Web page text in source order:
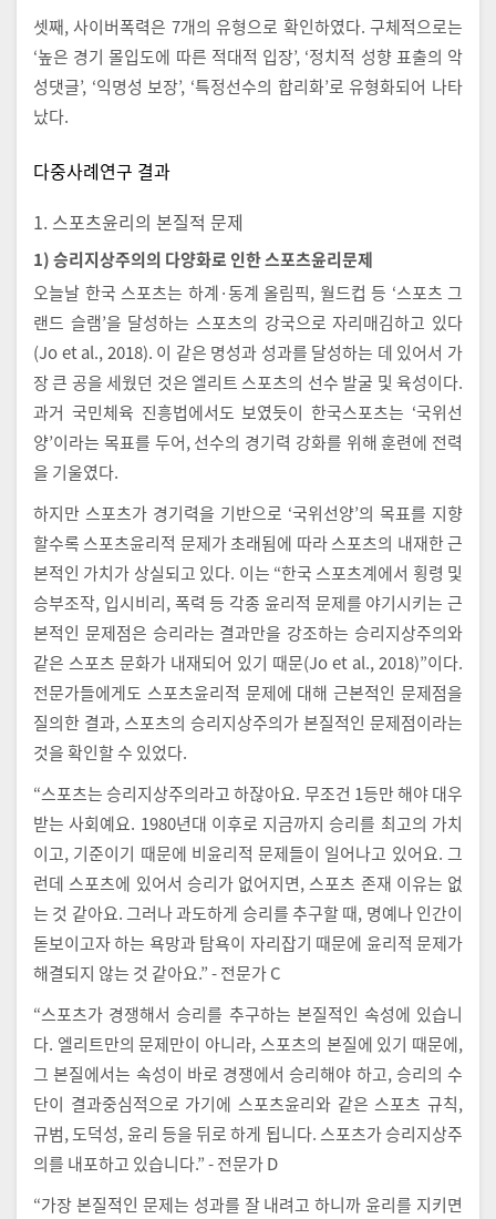
셋째, 사이버폭력은 7개의 유형으로 확인하였다. 구체적으로는
‘높은 경기 몰입도에 따른 적대적 입장’, ‘정치적 성향 표출의 악
성댓글’, ‘익명성 보장’, ‘특정선수의 합리화’로 유형화되어 나타
났다.
다중사례연구 결과
1. 스포츠윤리의 본질적 문제
1) 승리지상주의의 다양화로 인한 스포츠윤리문제
오늘날 한국 스포츠는 하계·동계 올림픽, 월드컵 등 ‘스포츠 그
랜드 슬램’을 달성하는 스포츠의 강국으로 자리매김하고 있다
(Jo et al., 2018). 이 같은 명성과 성과를 달성하는 데 있어서 가
장 큰 공을 세웠던 것은 엘리트 스포츠의 선수 발굴 및 육성이다.
과거 국민체육 진흥법에서도 보였듯이 한국스포츠는 ‘국위선
양’이라는 목표를 두어, 선수의 경기력 강화를 위해 훈련에 전력
을 기울였다.
하지만 스포츠가 경기력을 기반으로 ‘국위선양’의 목표를 지향
할수록 스포츠윤리적 문제가 초래됨에 따라 스포츠의 내재한 근
본적인 가치가 상실되고 있다. 이는 “한국 스포츠계에서 횡령 및
승부조작, 입시비리, 폭력 등 각종 윤리적 문제를 야기시키는 근
본적인 문제점은 승리라는 결과만을 강조하는 승리지상주의와
같은 스포츠 문화가 내재되어 있기 때문(Jo et al., 2018)”이다.
전문가들에게도 스포츠윤리적 문제에 대해 근본적인 문제점을
질의한 결과, 스포츠의 승리지상주의가 본질적인 문제점이라는
것을 확인할 수 있었다.
“스포츠는 승리지상주의라고 하잖아요. 무조건 1등만 해야 대우
받는 사회예요. 1980년대 이후로 지금까지 승리를 최고의 가치
이고, 기준이기 때문에 비윤리적 문제들이 일어나고 있어요. 그
런데 스포츠에 있어서 승리가 없어지면, 스포츠 존재 이유는 없
는 것 같아요. 그러나 과도하게 승리를 추구할 때, 명예나 인간이
돋보이고자 하는 욕망과 탐욕이 자리잡기 때문에 윤리적 문제가
해결되지 않는 것 같아요.” - 전문가 C
“스포츠가 경쟁해서 승리를 추구하는 본질적인 속성에 있습니
다. 엘리트만의 문제만이 아니라, 스포츠의 본질에 있기 때문에,
그 본질에서는 속성이 바로 경쟁에서 승리해야 하고, 승리의 수
단이 결과중심적으로 가기에 스포츠윤리와 같은 스포츠 규칙,
규범, 도덕성, 윤리 등을 뒤로 하게 됩니다. 스포츠가 승리지상주
의를 내포하고 있습니다.” - 전문가 D
“가장 본질적인 문제는 성과를 잘 내려고 하니까 윤리를 지키면